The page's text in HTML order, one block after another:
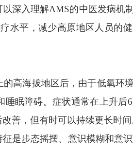
深入理解AMS的中医发病机
水平，减少高原地区人员的
的高海拔地区后，由于低氧环
眠障碍。症状通常在上升后
善，但有时可以持续更长时
是步态摇摆、意识模糊和意